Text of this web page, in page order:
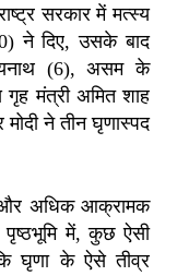
सरकार में मत्स्य
ने दिए, उसके बाद
(6), असम के
गृह मंत्री अमित शाह
ने तीन घृणास्पद
अधिक आक्रामक
में, कुछ ऐसी
घृणा के ऐसे तीव्र